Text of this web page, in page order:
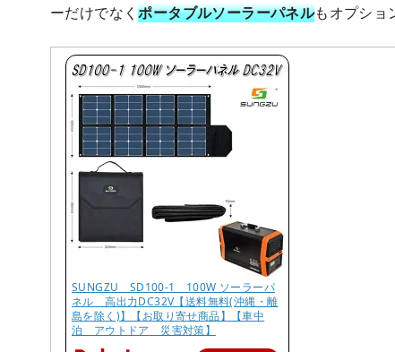
ーだけでなくポータブルソーラーパネルもオプショ
SUNGZU SD100-1 100W ソーラーパ
ネル 高出力DC32V【送料無料(沖縄・離
島を除く)】【お取り寄せ商品】【車中
泊 アウトドア 災害対策】